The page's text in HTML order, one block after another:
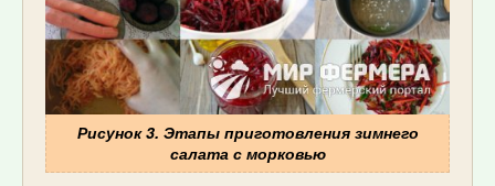
Рисунок 3. Этапы приготовления зимнего
салата с морковью